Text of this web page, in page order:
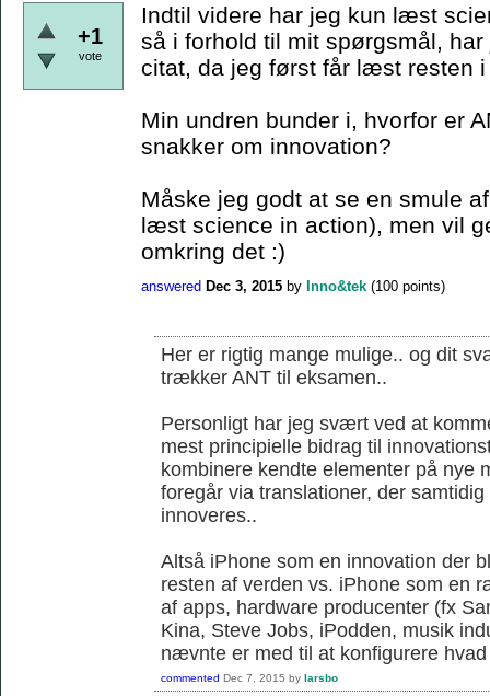
+1
vote
Indtil videre har jeg kun læst
så i forhold til mit spørgsmål,
citat, da jeg først får læst resten i
Min undren bunder i, hvorfor er
snakker om innovation?
Måske jeg godt at se en smule
læst science in action), men vil
omkring det :)
answered Dec 3, 2015 by Inno&tek (100 points)
Her er rigtig mange mulige.. og dit
trækker ANT til eksamen..
Personligt har jeg svært ved at
mest principielle bidrag til
kombinere kendte elementer på nye
foregår via translationer, der
innoveres..
Altså iPhone som en innovation der
resten af verden vs. iPhone som en
af apps, hardware producenter (fx
Kina, Steve Jobs, iPodden, musik
nævnte er med til at konfigurere
commented Dec 7, 2015 by larsbo